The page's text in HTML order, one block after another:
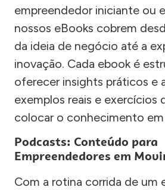
empreendedor iniciante ou
nossos eBooks cobrem
da ideia de negócio até a
inovação. Cada ebook é
oferecer insights práticos e
exemplos reais e exercícios
colocar o conhecimento em
Podcasts: Conteúdo para
Empreendedores em
Com a rotina corrida de um